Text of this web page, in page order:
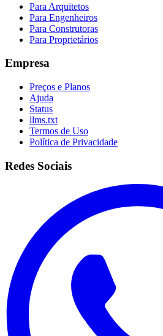
Para Arquitetos
Para Engenheiros
Para Construtoras
Para Proprietários
Empresa
Preços e Planos
Ajuda
Status
llms.txt
Termos de Uso
Política de Privacidade
Redes Sociais